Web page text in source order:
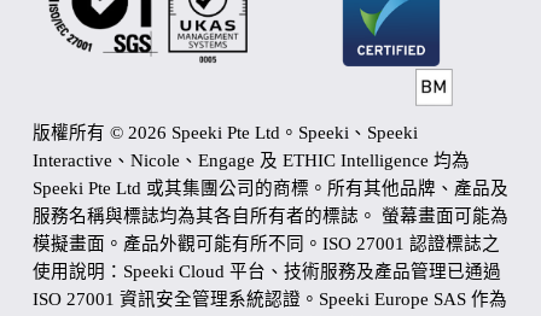
版權所有 © 2026 Speeki Pte Ltd。Speeki、Speeki
Interactive、Nicole、Engage 及 ETHIC Intelligence 均為
Speeki Pte Ltd 或其集團公司的商標。所有其他品牌、產品及
服務名稱與標誌均為其各自所有者的標誌。 螢幕畫面可能為
模擬畫面。產品外觀可能有所不同。ISO 27001 認證標誌之
使用說明：Speeki Cloud 平台、技術服務及產品管理已通過
ISO 27001 資訊安全管理系統認證。Speeki Europe SAS 作為